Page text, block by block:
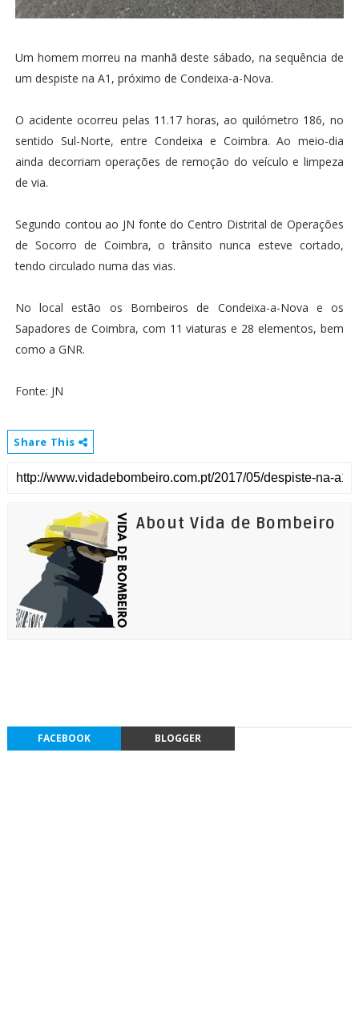
Um homem morreu na manhã deste sábado, na sequência de
um despiste na A1, próximo de Condeixa-a-Nova.
O acidente ocorreu pelas 11.17 horas, ao quilómetro 186, no
sentido Sul-Norte, entre Condeixa e Coimbra. Ao meio-dia
ainda decorriam operações de remoção do veículo e limpeza
de via.
Segundo contou ao JN fonte do Centro Distrital de Operações
de Socorro de Coimbra, o trânsito nunca esteve cortado,
tendo circulado numa das vias.
No local estão os Bombeiros de Condeixa-a-Nova e os
Sapadores de Coimbra, com 11 viaturas e 28 elementos, bem
como a GNR.
Fonte: JN
Share This
About Vida de Bombeiro
FACEBOOK BLOGGER